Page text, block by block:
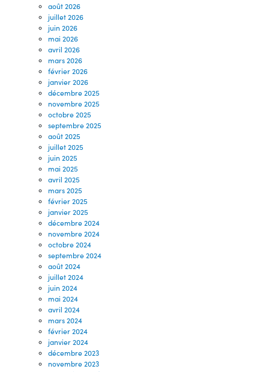
août 2026
juillet 2026
juin 2026
mai 2026
avril 2026
mars 2026
février 2026
janvier 2026
décembre 2025
novembre 2025
octobre 2025
septembre 2025
août 2025
juillet 2025
juin 2025
mai 2025
avril 2025
mars 2025
février 2025
janvier 2025
décembre 2024
novembre 2024
octobre 2024
septembre 2024
août 2024
juillet 2024
juin 2024
mai 2024
avril 2024
mars 2024
février 2024
janvier 2024
décembre 2023
novembre 2023